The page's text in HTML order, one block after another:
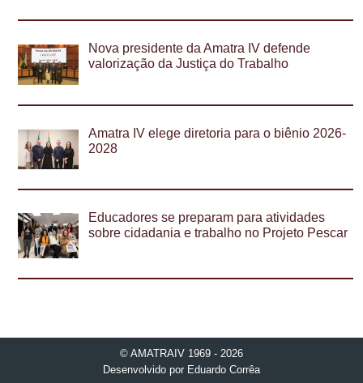
Nova presidente da Amatra IV defende
valorização da Justiça do Trabalho
Amatra IV elege diretoria para o biênio 2026-
2028
Educadores se preparam para atividades
sobre cidadania e trabalho no Projeto Pescar
© AMATRAIV 1969 - 2026
Desenvolvido por Eduardo Corrêa